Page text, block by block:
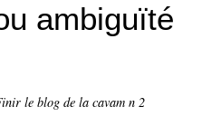
ambiguïté
le blog de la cavam n 2